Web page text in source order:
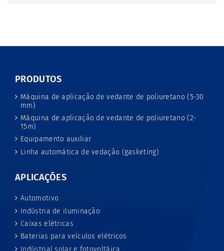
PRODUTOS
Máquina de aplicação de vedante de poliuretano (5-30
mm)
Máquina de aplicação de vedante de poliuretano (2-
15m)
Equipamento auxiliar
Linha automática de vedação (gasketing)
APLICAÇÕES
Automotivo
Indústria de iluminação
Caixas elétricas
Baterias para veículos elétricos
Indústrial solar e fotovoltáica